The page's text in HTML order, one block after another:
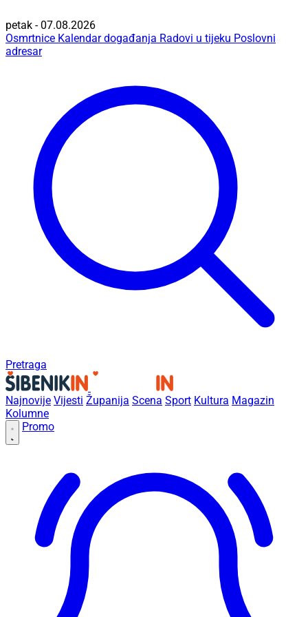
petak - 07.08.2026
Osmrtnice Kalendar događanja Radovi u tijeku Poslovni
adresar
Pretraga
Najnovije Vijesti Županija Scena Sport Kultura Magazin
Kolumne
Promo